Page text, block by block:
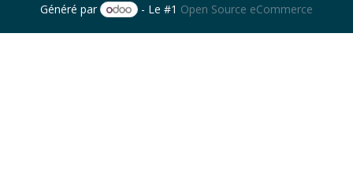
Généré par
- Le #1 Open Source eCommerce